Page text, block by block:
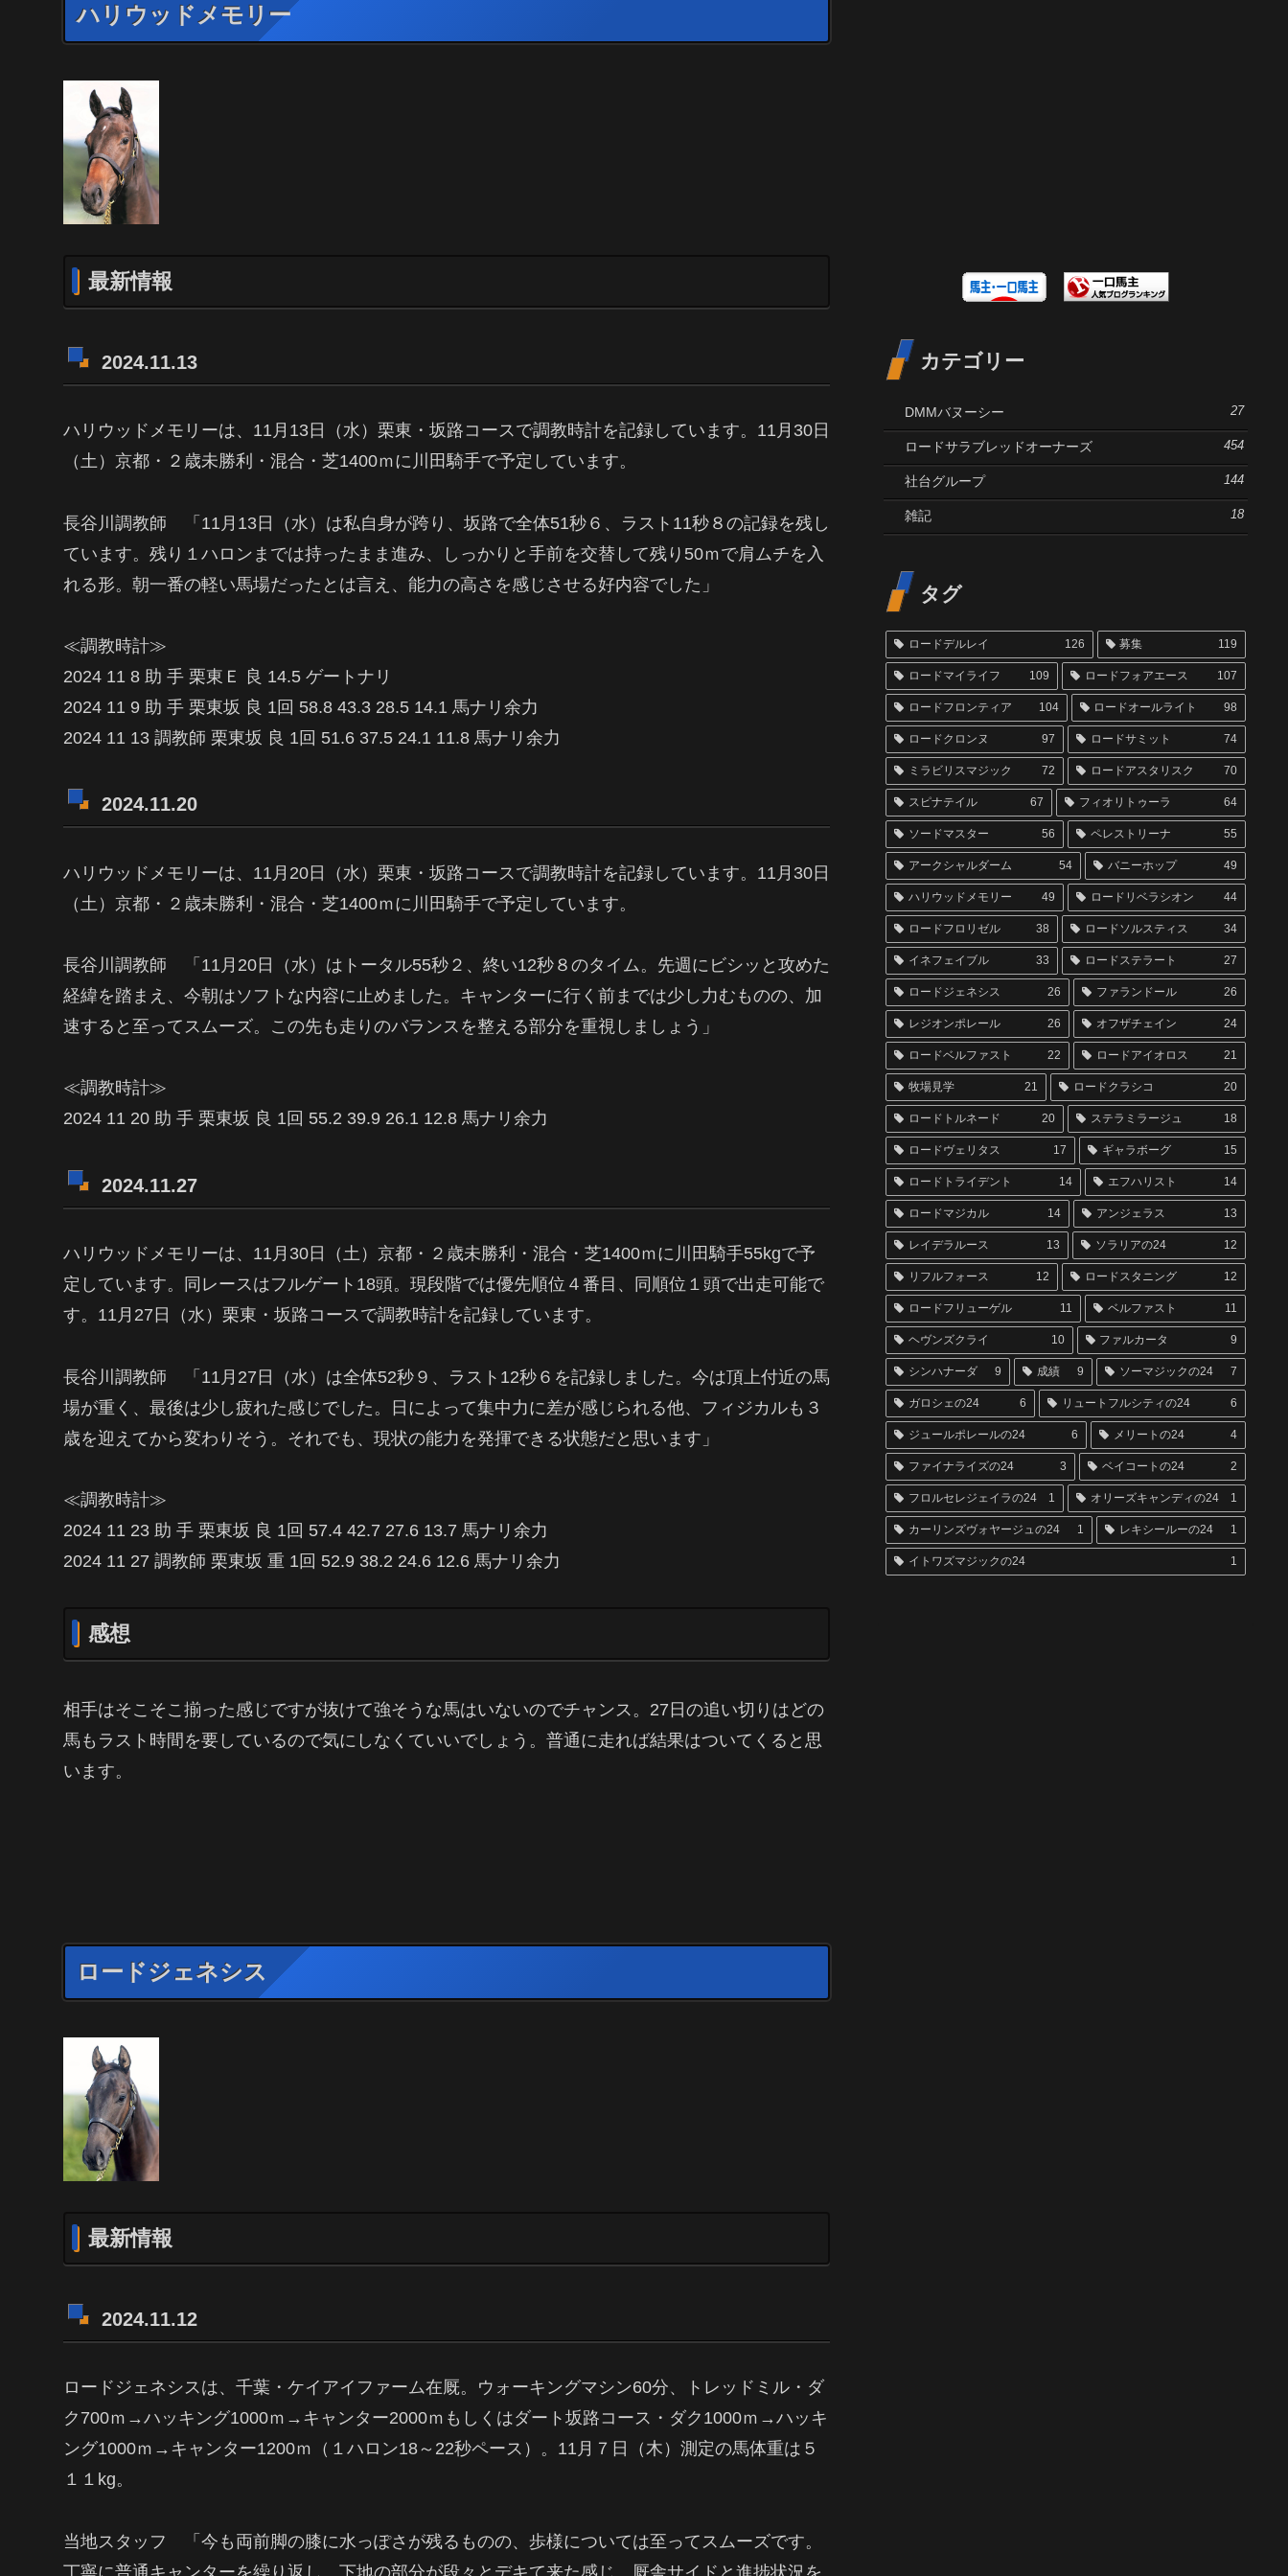
ハリウッドメモリー
最新情報
2024.11.13
ハリウッドメモリーは、11月13日（水）栗東・坂路コースで調教時計を記録しています。11月30日
（土）京都・２歳未勝利・混合・芝1400ｍに川田騎手で予定しています。
長谷川調教師 「11月13日（水）は私自身が跨り、坂路で全体51秒６、ラスト11秒８の記録を残し
ています。残り１ハロンまでは持ったまま進み、しっかりと手前を交替して残り50ｍで肩ムチを入
れる形。朝一番の軽い馬場だったとは言え、能力の高さを感じさせる好内容でした」
≪調教時計≫
2024 11 8 助 手 栗東Ｅ 良 14.5 ゲートナリ
2024 11 9 助 手 栗東坂 良 1回 58.8 43.3 28.5 14.1 馬ナリ余力
2024 11 13 調教師 栗東坂 良 1回 51.6 37.5 24.1 11.8 馬ナリ余力
2024.11.20
ハリウッドメモリーは、11月20日（水）栗東・坂路コースで調教時計を記録しています。11月30日
（土）京都・２歳未勝利・混合・芝1400ｍに川田騎手で予定しています。
長谷川調教師 「11月20日（水）はトータル55秒２、終い12秒８のタイム。先週にビシッと攻めた
経緯を踏まえ、今朝はソフトな内容に止めました。キャンターに行く前までは少し力むものの、加
速すると至ってスムーズ。この先も走りのバランスを整える部分を重視しましょう」
≪調教時計≫
2024 11 20 助 手 栗東坂 良 1回 55.2 39.9 26.1 12.8 馬ナリ余力
2024.11.27
ハリウッドメモリーは、11月30日（土）京都・２歳未勝利・混合・芝1400ｍに川田騎手55kgで予
定しています。同レースはフルゲート18頭。現段階では優先順位４番目、同順位１頭で出走可能で
す。11月27日（水）栗東・坂路コースで調教時計を記録しています。
長谷川調教師 「11月27日（水）は全体52秒９、ラスト12秒６を記録しました。今は頂上付近の馬
場が重く、最後は少し疲れた感じでした。日によって集中力に差が感じられる他、フィジカルも３
歳を迎えてから変わりそう。それでも、現状の能力を発揮できる状態だと思います」
≪調教時計≫
2024 11 23 助 手 栗東坂 良 1回 57.4 42.7 27.6 13.7 馬ナリ余力
2024 11 27 調教師 栗東坂 重 1回 52.9 38.2 24.6 12.6 馬ナリ余力
感想
相手はそこそこ揃った感じですが抜けて強そうな馬はいないのでチャンス。27日の追い切りはどの
馬もラスト時間を要しているので気にしなくていいでしょう。普通に走れば結果はついてくると思
います。
ロードジェネシス
最新情報
2024.11.12
ロードジェネシスは、千葉・ケイアイファーム在厩。ウォーキングマシン60分、トレッドミル・ダ
ク700ｍ→ハッキング1000ｍ→キャンター2000ｍもしくはダート坂路コース・ダク1000ｍ→ハッキ
ング1000ｍ→キャンター1200ｍ（１ハロン18～22秒ペース）。11月７日（木）測定の馬体重は５
１１kg。
当地スタッフ 「今も両前脚の膝に水っぽさが残るものの、歩様については至ってスムーズです。
丁寧に普通キャンターを繰り返し、下地の部分が段々とデキて来た感じ。厩舎サイドと進捗状況を
カテゴリー
DMMバヌーシー 27
ロードサラブレッドオーナーズ 454
社台グループ 144
雑記 18
タグ
ロードデルレイ 126 募集 119
ロードマイライフ 109 ロードフォアエース 107
ロードフロンティア 104 ロードオールライト 98
ロードクロンヌ 97 ロードサミット 74
ミラビリスマジック 72 ロードアスタリスク 70
スピナテイル 67 フィオリトゥーラ 64
ソードマスター 56 ペレストリーナ 55
アークシャルダーム 54 バニーホップ 49
ハリウッドメモリー 49 ロードリベラシオン 44
ロードフロリゼル 38 ロードソルスティス 34
イネフェイブル 33 ロードステラート 27
ロードジェネシス 26 ファランドール 26
レジオンポレール 26 オフザチェイン 24
ロードベルファスト 22 ロードアイオロス 21
牧場見学 21 ロードクラシコ 20
ロードトルネード 20 ステラミラージュ 18
ロードヴェリタス 17 ギャラボーグ 15
ロードトライデント 14 エフハリスト 14
ロードマジカル 14 アンジェラス 13
レイデラルース 13 ソラリアの24 12
リフルフォース 12 ロードスタニング 12
ロードフリューゲル 11 ベルファスト 11
ヘヴンズクライ 10 ファルカータ 9
シンハナーダ 9 成績 9 ソーマジックの24 7
ガロシェの24 6 リュートフルシティの24 6
ジュールポレールの24 6 メリートの24 4
ファイナライズの24 3 ベイコートの24 2
フロルセレジェイラの24 1 オリーズキャンディの24 1
カーリンズヴォヤージュの24 1 レキシールーの24 1
イトワズマジックの24 1